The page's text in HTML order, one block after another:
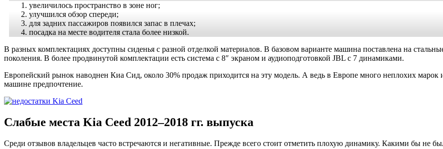
увеличилось пространство в зоне ног;
улучшился обзор спереди;
для задних пассажиров появился запас в плечах;
посадка на месте водителя стала более низкой.
В разных комплектациях доступны сиденья с разной отделкой материалов. В базовом варианте машина поставлена на
поколения. В более продвинутой комплектации есть система с 8″ экраном и аудиоподготовкой JBL с 7 динамиками.
Европейский рынок наводнен Киа Сид, около 30% продаж приходится на эту модель. А ведь в Европе много неплохих марок
машине предпочтение.
Слабые места Kia Ceed 2012–2018 гг. выпуска
Среди отзывов владельцев часто встречаются и негативные. Прежде всего стоит отметить плохую динамику. Какими бы не